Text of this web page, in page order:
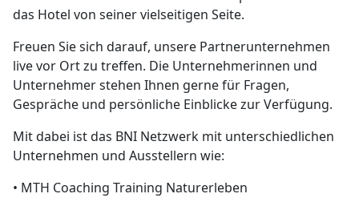
das Hotel von seiner vielseitigen Seite.
Freuen Sie sich darauf, unsere Partnerunternehmen
live vor Ort zu treffen. Die Unternehmerinnen und
Unternehmer stehen Ihnen gerne für Fragen,
Gespräche und persönliche Einblicke zur Verfügung.
Mit dabei ist das BNI Netzwerk mit unterschiedlichen
Unternehmen und Ausstellern wie:
• MTH Coaching Training Naturerleben